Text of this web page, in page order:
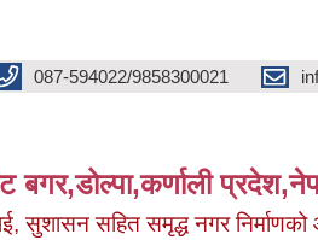
087-594022/9858300021
बगर,डोल्पा,कर्णाली
सुशासन सहित समृद्ध नगर